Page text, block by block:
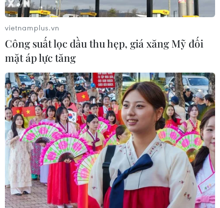
Mỹ dự kiến cấm phần mềm Trung Quốc
trong xe tự hành và xe kết nối
05/08/2024 02:05
Mỹ dự kiến ban hành quy định cấm phần mềm Trung
Quốc trong các loại xe có mức tự động hóa cấp độ 3 trở
lên tại nước này và cấm thử nghiệm các xe tự hành của
các công ty Trung Quốc trên đường bộ Mỹ.
vietnamplus.vn
Công suất lọc dầu thu hẹp, giá xăng Mỹ đối
mặt áp lực tăng